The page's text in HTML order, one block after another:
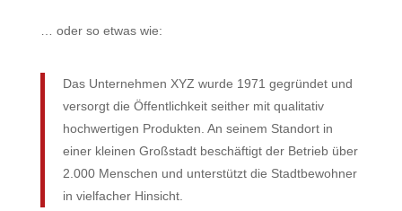
… oder so etwas wie:
Das Unternehmen XYZ wurde 1971 gegründet und
versorgt die Öffentlichkeit seither mit qualitativ
hochwertigen Produkten. An seinem Standort in
einer kleinen Großstadt beschäftigt der Betrieb über
2.000 Menschen und unterstützt die Stadtbewohner
in vielfacher Hinsicht.